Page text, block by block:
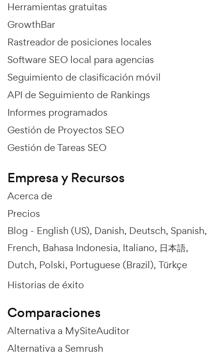
Herramientas gratuitas
GrowthBar
Rastreador de posiciones locales
Software SEO local para agencias
Seguimiento de clasificación móvil
API de Seguimiento de Rankings
Informes programados
Gestión de Proyectos SEO
Gestión de Tareas SEO
Empresa y Recursos
Acerca de
Precios
Blog - English (US) Danish Deutsch Spanish
French Bahasa Indonesia Italiano 日本語
Dutch Polski Portuguese (Brazil) Türkçe
Historias de éxito
Comparaciones
Alternativa a MySiteAuditor
Alternativa a Semrush